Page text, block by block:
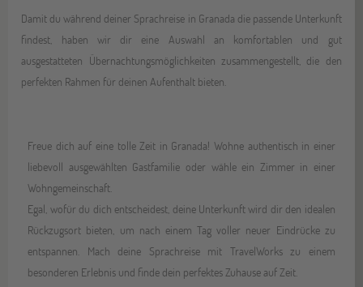
Damit du während deiner Sprachreise in Granada die passende Unterkunft
findest, haben wir dir eine Auswahl an komfortablen und gut
ausgestatteten Übernachtungsmöglichkeiten zusammengestellt, die den
perfekten Rahmen für deinen Aufenthalt bieten.
Freue dich auf eine tolle Zeit in Granada! Wohne authentisch in einer
liebevoll ausgewählten Gastfamilie oder wähle ein Zimmer in einer
Wohngemeinschaft.
Egal, wofür du dich entscheidest, deine Unterkunft wird dir den idealen
Rückzugsort bieten, um nach einem Tag voller neuer Eindrücke zu
entspannen. Mach deine Sprachreise mit TravelWorks zu einem
besonderen Erlebnis und finde dein perfektes Zuhause auf Zeit.